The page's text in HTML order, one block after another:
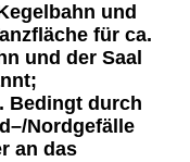
und
für ca.
und der Saal
Bedingt durch
Nordgefälle
an das